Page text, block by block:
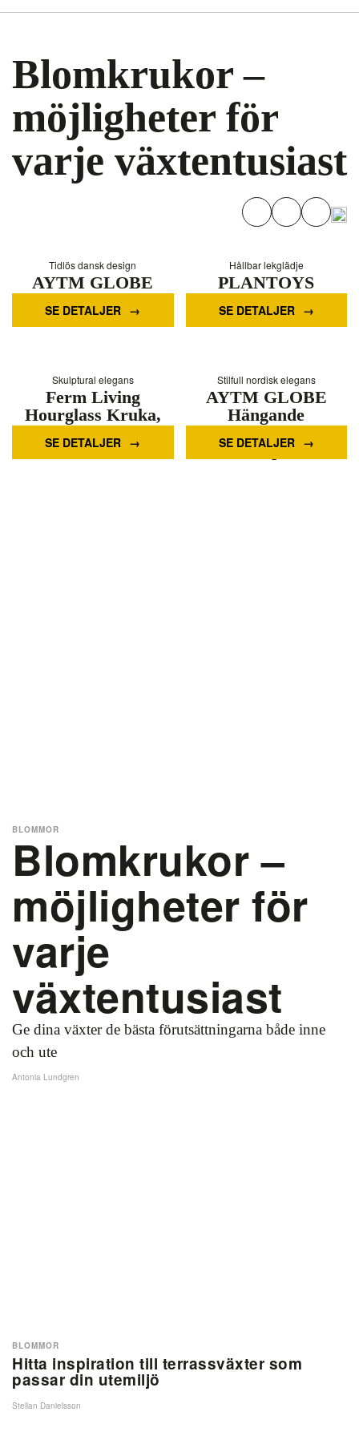
Blomkrukor –
möjligheter för
varje växtentusiast
Tidlös dansk design
AYTM GLOBE
Blomkruka Svart
Ø21 cm
SE DETALJER
Hållbar lekglädje
PLANTOYS
Blomsterkrukkeset
SE DETALJER
Skulptural elegans
Ferm Living
Hourglass Kruka,
stor - Cashmere
SE DETALJER
Stilfull nordisk elegans
AYTM GLOBE
Hängande
Blomkruka 32 cm
Taupe
SE DETALJER
Blomkrukor –
möjligheter för
varje
växtentusiast
Ge dina växter de bästa förutsättningarna både inne
och ute
BLOMMOR
Antonia Lundgren
Hitta inspiration till terrassväxter som
passar din utemiljö
BLOMMOR
Stellan Danielsson